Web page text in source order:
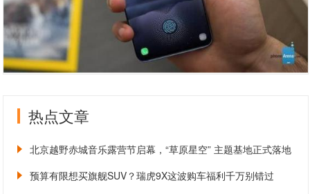
热点文章
北京越野赤城音乐露营节启幕，“草原星空” 主题基地正式落地
预算有限想买旗舰SUV？瑞虎9X这波购车福利千万别错过